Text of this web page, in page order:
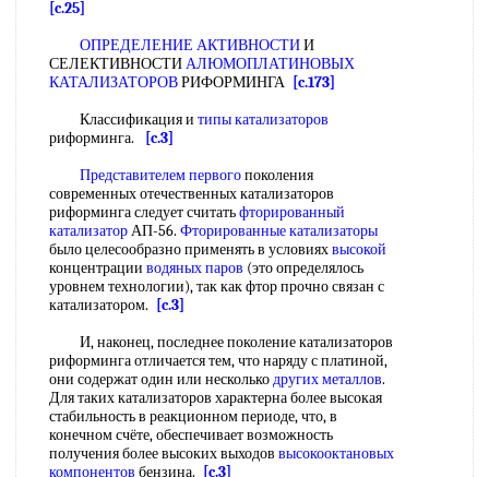
[c.25]
ОПРЕДЕЛЕНИЕ АКТИВНОСТИИ
СЕЛЕКТИВНОСТИАЛЮМОПЛАТИНОВЫХ
КАТАЛИЗАТОРОВРИФОРМИНГА [c.173]
Классификация и типы катализаторов
риформинга.
[c.3]
Представителем первогопоколения
современных отечественных катализаторов
риформинга следует считатьфторированный
катализаторАП-56. Фторированные катализаторы
было целесообразно применять в условияхвысокой
концентрации водяных паров (это определялось
уровнем технологии), так как фтор прочно связан с
катализатором.
[c.3]
И, наконец, последнее поколение катализаторов
риформинга отличается тем, что наряду с платиной,
они содержат один или несколькодругих металлов.
Для таких катализаторов характерна более высокая
стабильность в реакционном периоде, что, в
конечном счёте, обеспечивает возможность
получения более высоких выходов высокооктановых
компонентов бензина.
[c.3]